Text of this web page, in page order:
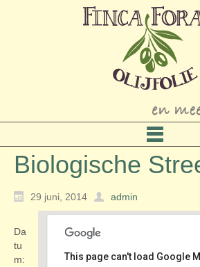
Biologische
29 juni, 2014 admin
This page can't load Google
Da
tu
m: